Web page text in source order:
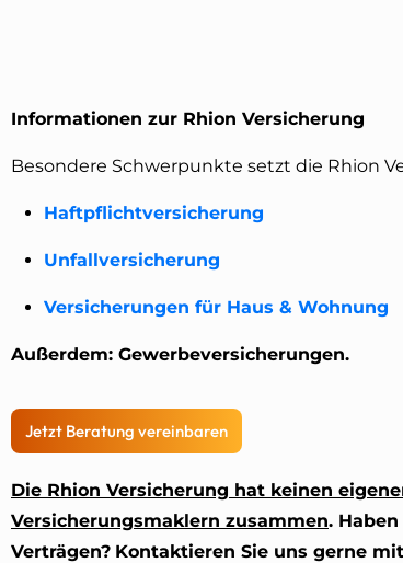
Informationen zur Rhion Versicherung
Besondere Schwerpunkte setzt die Rhion
Haftpflichtversicherung
Unfallversicherung
Versicherungen für Haus & Wohnung
Außerdem: Gewerbeversicherungen.
Jetzt Beratung vereinbaren
Die Rhion Versicherung hat keinen
Versicherungsmaklern zusammen.
Verträgen? Kontaktieren Sie uns gerne